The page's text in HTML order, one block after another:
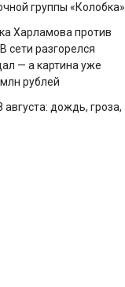
группы «Колобка»
Харламова против
сети разгорелся
— а картина уже
рублей
августа: дождь, гроза,